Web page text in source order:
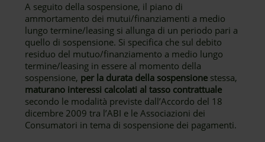
A seguito della sospensione, il piano di
ammortamento dei mutui/finanziamenti a medio
lungo termine/leasing si allunga di un periodo pari a
quello di sospensione. Si specifica che sul debito
residuo del mutuo/finanziamento a medio lungo
termine/leasing in essere al momento della
sospensione, per la durata della sospensione stessa,
maturano interessi calcolati al tasso contrattuale
secondo le modalità previste dall’Accordo del 18
dicembre 2009 tra l’ABI e le Associazioni dei
Consumatori in tema di sospensione dei pagamenti.